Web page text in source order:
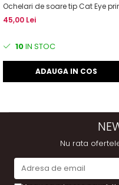
Ochelari de soare tip Cat Eye
45,00 Lei
10IN STOC
ADAUGA IN COS
Nu rata